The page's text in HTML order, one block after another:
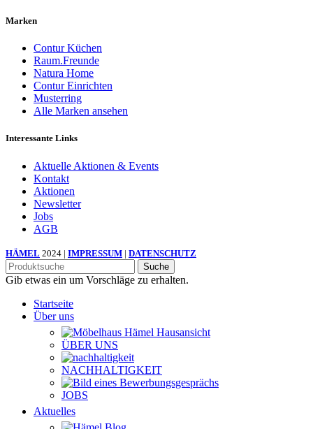
Marken
Contur Küchen
Raum.Freunde
Natura Home
Contur Einrichten
Musterring
Alle Marken ansehen
Interessante Links
Aktuelle Aktionen & Events
Kontakt
Aktionen
Newsletter
Jobs
AGB
HÄMEL 2024 | IMPRESSUM | DATENSCHUTZ
Suche
Gib etwas ein um Vorschläge zu erhalten.
Startseite
Über uns
ÜBER UNS
NACHHALTIGKEIT
JOBS
Aktuelles